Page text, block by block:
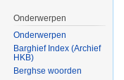
Onderwerpen
Onderwerpen
Barghief Index (Archief
HKB)
Berghse woorden